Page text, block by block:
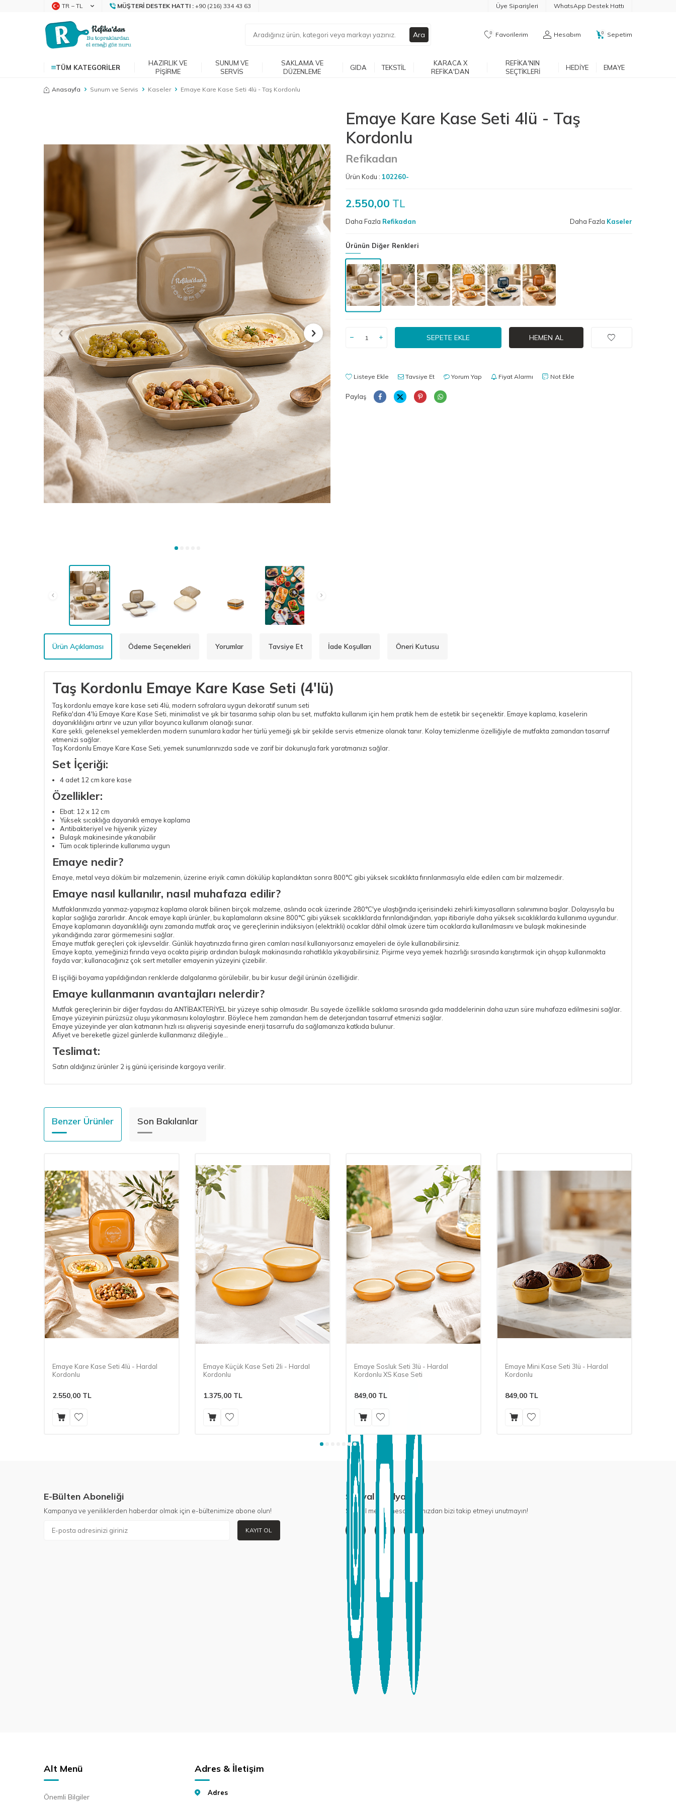
TR − TL MÜŞTERI DESTEK HATTI : +90 (216) 334 43 63 Üye Siparişleri WhatsApp Destek Hattı
Ara 0 Favorilerim Hesabım 0 Sepetim
TÜM KATEGORILER
HAZIRLIK VE
PIŞIRME
SUNUM VE
SERVIS
SAKLAMA VE
DÜZENLEME
GIDA TEKSTIL
KARACA X
REFIKA'DAN
REFIKA'NIN
SEÇTIKLERI
HEDIYE EMAYE
Anasayfa Sunum ve Servis Kaseler Emaye Kare Kase Seti 4lü - Taş Kordonlu
Emaye Kare Kase Seti 4lü - Taş
Kordonlu
Refikadan
Ürün Kodu : 102260-
2.550,00 TL
Daha Fazla Refikadan Daha Fazla Kaseler
Ürünün Diğer Renkleri
SEPETE EKLE HEMEN AL
Listeye Ekle Tavsiye Et Yorum Yap Fiyat Alarmı Not Ekle
Paylaş
Ürün Açıklaması Ödeme Seçenekleri Yorumlar Tavsiye Et İade Koşulları Öneri Kutusu
Taş Kordonlu Emaye Kare Kase Seti (4'lü)
Taş kordonlu emaye kare kase seti 4lü, modern sofralara uygun dekoratif sunum seti
Refika'dan 4'lü Emaye Kare Kase Seti, minimalist ve şık bir tasarıma sahip olan bu set, mutfakta kullanım için hem pratik hem de estetik bir seçenektir. Emaye kaplama, kaselerin
dayanıklılığını artırır ve uzun yıllar boyunca kullanım olanağı sunar.
Kare şekli, geleneksel yemeklerden modern sunumlara kadar her türlü yemeği şık bir şekilde servis etmenize olanak tanır. Kolay temizlenme özelliğiyle de mutfakta zamandan tasarruf
etmenizi sağlar.
Taş Kordonlu Emaye Kare Kase Seti, yemek sunumlarınızda sade ve zarif bir dokunuşla fark yaratmanızı sağlar.
Set İçeriği:
4 adet 12 cm kare kase
Özellikler:
Ebat: 12 x 12 cm
Yüksek sıcaklığa dayanıklı emaye kaplama
Antibakteriyel ve hijyenik yüzey
Bulaşık makinesinde yıkanabilir
Tüm ocak tiplerinde kullanıma uygun
Emaye nedir?
Emaye, metal veya döküm bir malzemenin, üzerine eriyik camın dökülüp kaplandıktan sonra 800°C gibi yüksek sıcaklıkta fırınlanmasıyla elde edilen cam bir malzemedir.
Emaye nasıl kullanılır, nasıl muhafaza edilir?
Mutfaklarımızda yanmaz-yapışmaz kaplama olarak bilinen birçok malzeme, aslında ocak üzerinde 280°C'ye ulaştığında içerisindeki zehirli kimyasalların salınımına başlar. Dolayısıyla bu
kaplar sağlığa zararlıdır. Ancak emaye kaplı ürünler, bu kaplamaların aksine 800°C gibi yüksek sıcaklıklarda fırınlandığından, yapı itibariyle daha yüksek sıcaklıklarda kullanıma uygundur.
Emaye kaplamanın dayanıklılığı aynı zamanda mutfak araç ve gereçlerinin indüksiyon (elektrikli) ocaklar dâhil olmak üzere tüm ocaklarda kullanılmasını ve bulaşık makinesinde
yıkandığında zarar görmemesini sağlar.
Emaye mutfak gereçleri çok işlevseldir. Günlük hayatınızda fırına giren camları nasıl kullanıyorsanız emayeleri de öyle kullanabilirsiniz.
Emaye kapta, yemeğinizi fırında veya ocakta pişirip ardından bulaşık makinasında rahatlıkla yıkayabilirsiniz. Pişirme veya yemek hazırlığı sırasında karıştırmak için ahşap kullanmakta
fayda var; kullanacağınız çok sert metaller emayenin yüzeyini çizebilir.
El işçiliği boyama yapıldığından renklerde dalgalanma görülebilir, bu bir kusur değil ürünün özelliğidir.
Emaye kullanmanın avantajları nelerdir?
Mutfak gereçlerinin bir diğer faydası da ANTİBAKTERİYEL bir yüzeye sahip olmasıdır. Bu sayede özellikle saklama sırasında gıda maddelerinin daha uzun süre muhafaza edilmesini sağlar.
Emaye yüzeyinin pürüzsüz oluşu yıkanmasını kolaylaştırır. Böylece hem zamandan hem de deterjandan tasarruf etmenizi sağlar.
Emaye yüzeyinde yer alan katmanın hızlı ısı alışverişi sayesinde enerji tasarrufu da sağlamanıza katkıda bulunur.
Afiyet ve bereketle güzel günlerde kullanmanız dileğiyle...
Teslimat:
Satın aldığınız ürünler 2 iş günü içerisinde kargoya verilir.
Benzer Ürünler Son Bakılanlar
Emaye Kare Kase Seti 4lü - Hardal
Kordonlu
2.550,00 TL
Emaye Küçük Kase Seti 2li - Hardal
Kordonlu
1.375,00 TL
Emaye Sosluk Seti 3lü - Hardal
Kordonlu XS Kase Seti
849,00 TL
Emaye Mini Kase Seti 3lü - Hardal
Kordonlu
849,00 TL
E-Bülten Aboneliği
Kampanya ve yeniliklerden haberdar olmak için e-bültenimize abone olun!
KAYIT OL
Sosyal Medya
Sosyal medya hesaplarımızdan bizi takip etmeyi unutmayın!
Alt Menü
Önemli Bilgiler
Adres & İletişim
Adres